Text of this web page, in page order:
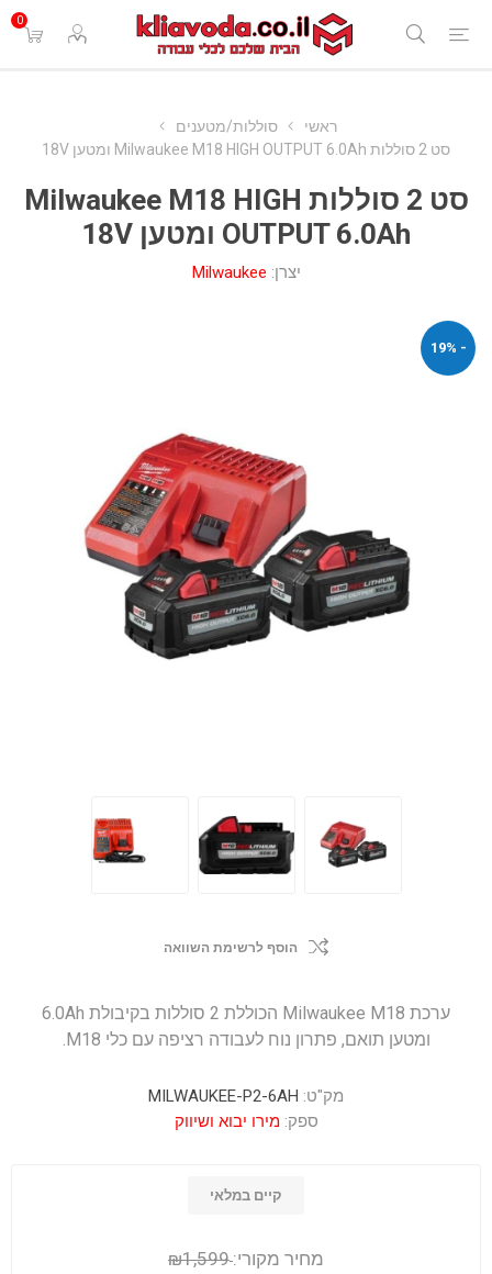
0
ראשי
סוללות/מטענים
סט 2 סוללות Milwaukee M18 HIGH OUTPUT 6.0Ah ומטען 18V
סט 2 סוללות Milwaukee M18 HIGH
OUTPUT 6.0Ah ומטען 18V
יצרן: Milwaukee
- 19%
הוסף לרשימת השוואה
ערכת Milwaukee M18 הכוללת 2 סוללות בקיבולת 6.0Ah
ומטען תואם, פתרון נוח לעבודה רציפה עם כלי M18.
מק"ט: MILWAUKEE-P2-6AH
ספק: מירו יבוא ושיווק
קיים במלאי
מחיר מקורי: ₪1,599